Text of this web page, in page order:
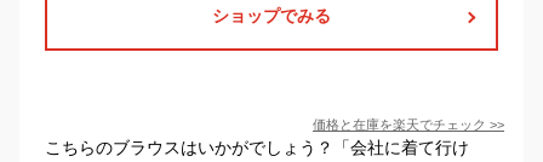
ショップでみる
価格と在庫を楽天でチェック >>
こちらのブラウスはいかがでしょう？「会社に着て行け